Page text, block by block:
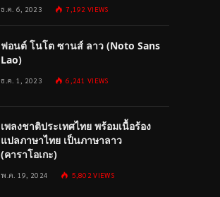
ธ.ค. 6, 2023 7,192VIEWS
ฟอนต์ โนโต ซานส์ ลาว (Noto Sans
Lao)
ธ.ค. 1, 2023 6,241VIEWS
เพลงชาติประเทศไทย พร้อมเนื้อร้อง
แปลภาษาไทย เป็นภาษาลาว
(คาราโอเกะ)
พ.ค. 19, 2024 5,802VIEWS